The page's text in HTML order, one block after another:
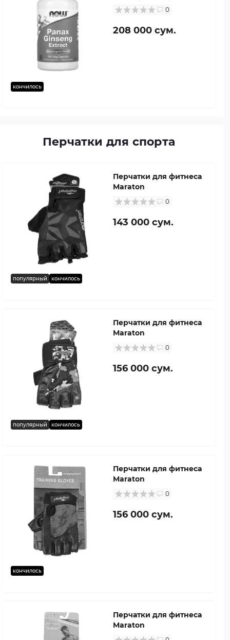
кончилось
0
208 000 сум.
Перчатки для спорта
популярный кончилось
Перчатки для фитнеса
Maraton
0
143 000 сум.
популярный кончилось
Перчатки для фитнеса
Maraton
0
156 000 сум.
кончилось
Перчатки для фитнеса
Maraton
0
156 000 сум.
Перчатки для фитнеса
Maraton